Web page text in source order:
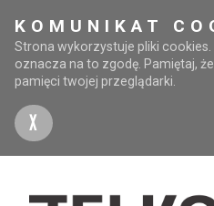
KOMUNIKAT
Strona wykorzystuje pliki
oznacza na to zgodę. Pamiętaj,
pamięci twojej przeglądarki.
X